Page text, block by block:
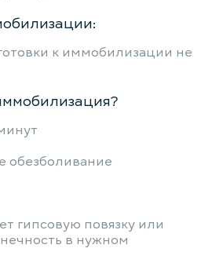
к иммобилизации не
обезболивание
гипсовую повязку или
в нужном